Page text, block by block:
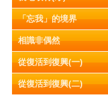
「忘我」的境界
相識非偶然
從復活到復興(一)
從復活到復興(二)